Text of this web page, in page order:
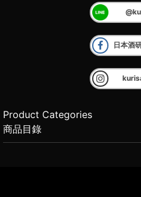
日本酒
Product Categories
商品目錄